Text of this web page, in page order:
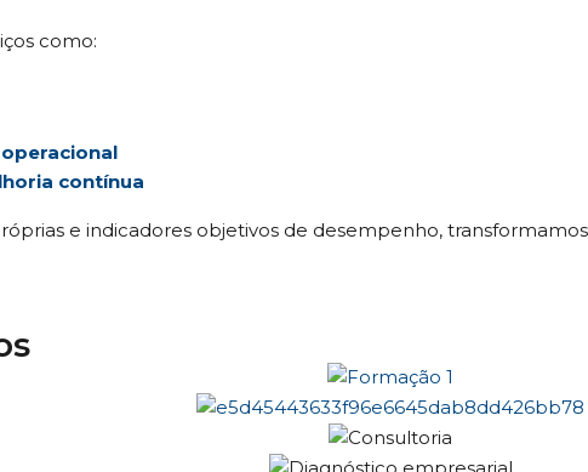
como:
contínua
e indicadores objetivos de desempenho, transformamos